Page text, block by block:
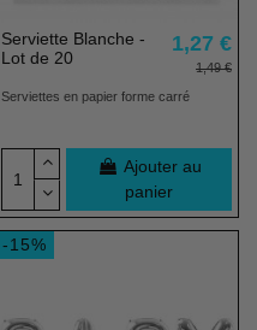
Serviette Blanche -
Lot de 20
1,27 €
1,49 €
Serviettes en papier forme carré
Ajouter au
panier
-15%